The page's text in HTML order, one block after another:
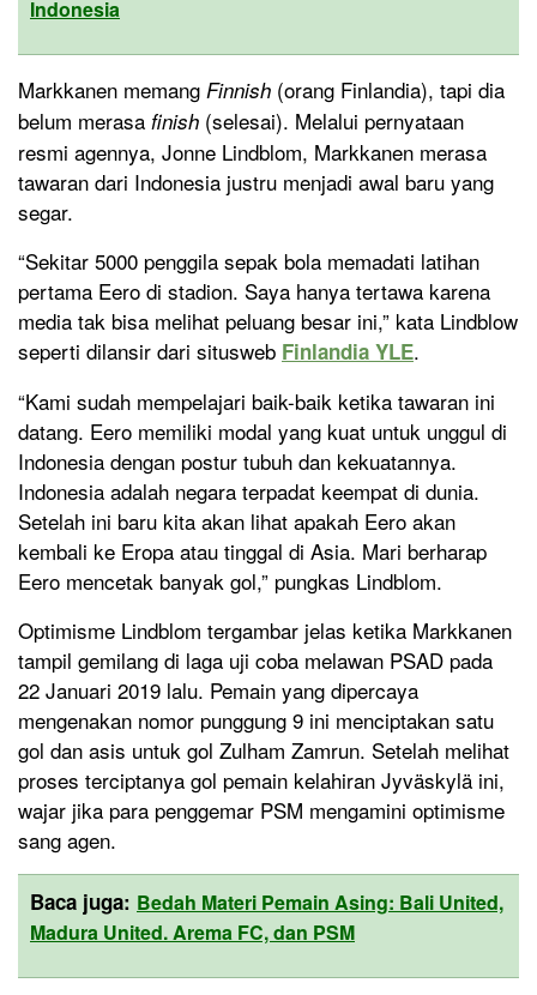
Indonesia
Markkanen memang Finnish (orang Finlandia), tapi dia
belum merasa finish (selesai). Melalui pernyataan
resmi agennya, Jonne Lindblom, Markkanen merasa
tawaran dari Indonesia justru menjadi awal baru yang
segar.
“Sekitar 5000 penggila sepak bola memadati latihan
pertama Eero di stadion. Saya hanya tertawa karena
media tak bisa melihat peluang besar ini,” kata Lindblow
seperti dilansir dari situsweb Finlandia YLE.
“Kami sudah mempelajari baik-baik ketika tawaran ini
datang. Eero memiliki modal yang kuat untuk unggul di
Indonesia dengan postur tubuh dan kekuatannya.
Indonesia adalah negara terpadat keempat di dunia.
Setelah ini baru kita akan lihat apakah Eero akan
kembali ke Eropa atau tinggal di Asia. Mari berharap
Eero mencetak banyak gol,” pungkas Lindblom.
Optimisme Lindblom tergambar jelas ketika Markkanen
tampil gemilang di laga uji coba melawan PSAD pada
22 Januari 2019 lalu. Pemain yang dipercaya
mengenakan nomor punggung 9 ini menciptakan satu
gol dan asis untuk gol Zulham Zamrun. Setelah melihat
proses terciptanya gol pemain kelahiran Jyväskylä ini,
wajar jika para penggemar PSM mengamini optimisme
sang agen.
Baca juga: Bedah Materi Pemain Asing: Bali United,
Madura United. Arema FC, dan PSM